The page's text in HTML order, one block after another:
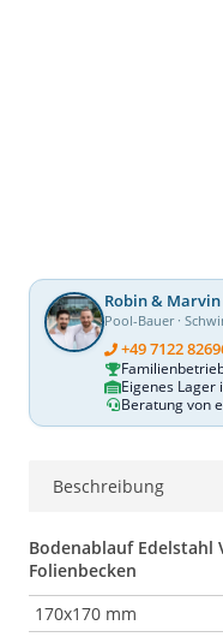
Robin &
Pool-Bauer ·
+49 7122
Eigenes Lager
Beratung von
Beschreibung
Bodenablauf Edelstahl
Folienbecken
170x170 mm